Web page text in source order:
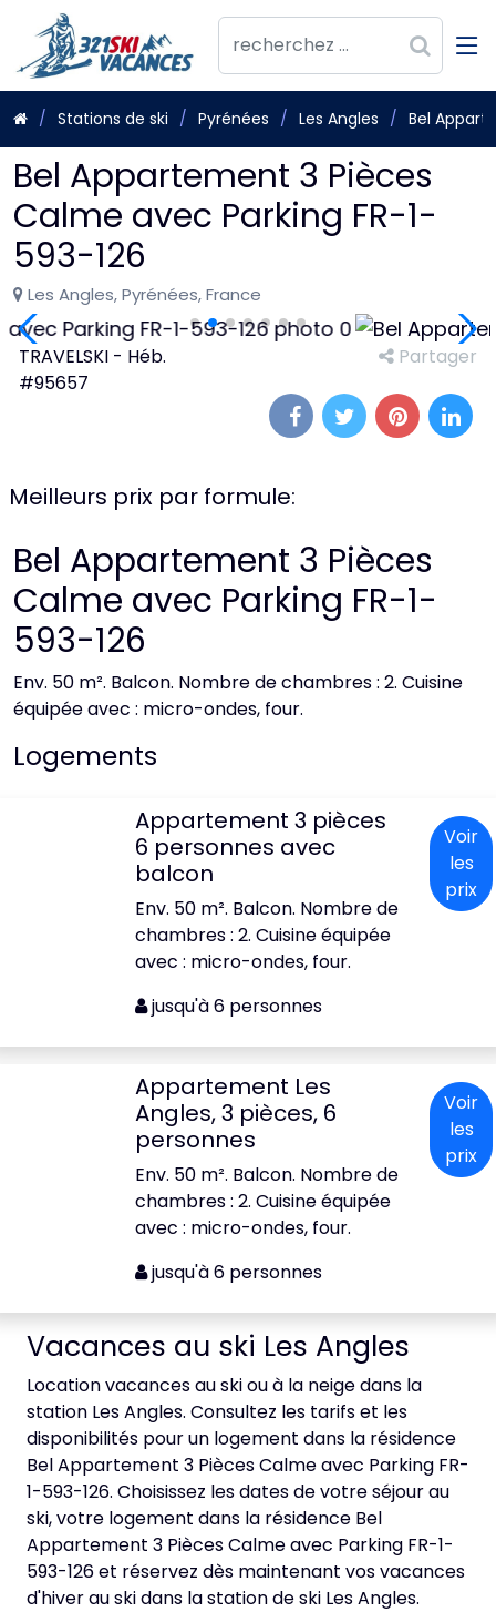
Stations de ski Pyrénées Les Angles Bel
Bel Appartement 3 Pièces
Calme avec Parking FR-1-
593-126
Les Angles, Pyrénées, France
TRAVELSKI - Héb.
#95657
Partager
Meilleurs prix par formule:
Bel Appartement 3 Pièces
Calme avec Parking FR-1-
593-126
Env. 50 m². Balcon. Nombre de chambres : 2. Cuisine
équipée avec : micro-ondes, four.
Logements
Appartement 3 pièces
6 personnes avec
balcon
Env. 50 m². Balcon. Nombre de
chambres : 2. Cuisine équipée
avec : micro-ondes, four.
jusqu'à 6 personnes
Voir
les
prix
Appartement Les
Angles, 3 pièces, 6
personnes
Env. 50 m². Balcon. Nombre de
chambres : 2. Cuisine équipée
avec : micro-ondes, four.
jusqu'à 6 personnes
Voir
les
prix
Vacances au ski Les Angles
Location vacances au ski ou à la neige dans la
station Les Angles. Consultez les tarifs et les
disponibilités pour un logement dans la résidence
Bel Appartement 3 Pièces Calme avec Parking FR-
1-593-126. Choisissez les dates de votre séjour au
ski, votre logement dans la résidence Bel
Appartement 3 Pièces Calme avec Parking FR-1-
593-126 et réservez dès maintenant vos vacances
d'hiver au ski dans la station de ski Les Angles.